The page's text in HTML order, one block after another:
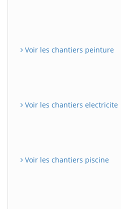
Voir les chantiers peinture
Voir les chantiers electricite
Voir les chantiers piscine